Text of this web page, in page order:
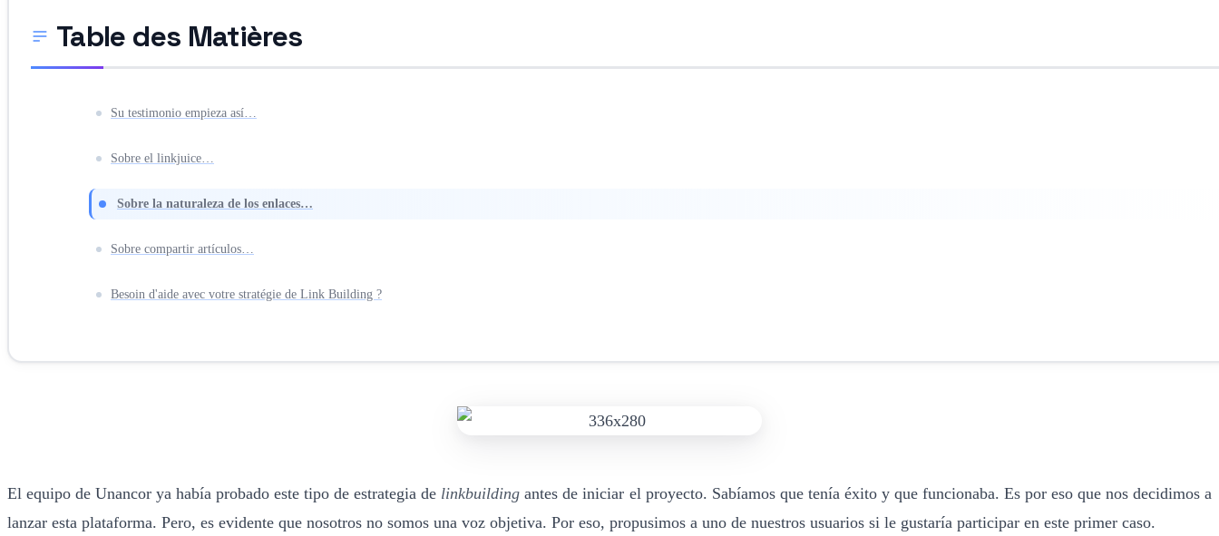
Table des Matières
Su testimonio empieza así…
Sobre el linkjuice…
Sobre la naturaleza de los enlaces…
Sobre compartir artículos…
Besoin d'aide avec votre stratégie de Link Building ?
El equipo de Unancor ya había probado este tipo de estrategia de linkbuilding antes de iniciar el proyecto. Sabíamos que tenía éxito y que funcionaba. Es por eso que nos decidimos a
lanzar esta plataforma. Pero, es evidente que nosotros no somos una voz objetiva. Por eso, propusimos a uno de nuestros usuarios si le gustaría participar en este primer caso.